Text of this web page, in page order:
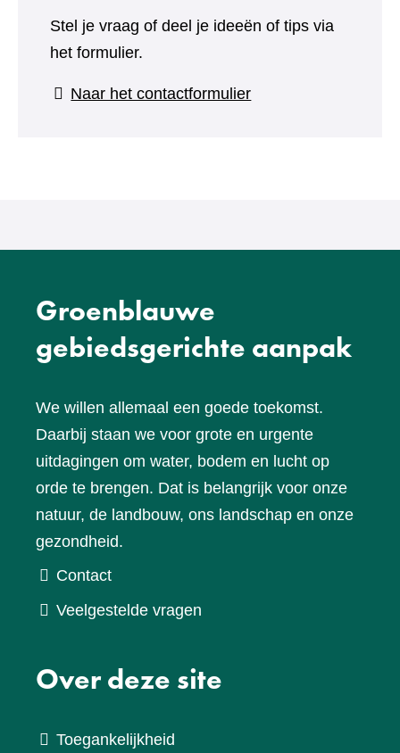
Stel je vraag of deel je ideeën of tips via
het formulier.
Naar het contactformulier(verwijst
Groenblauwe
gebiedsgerichte aanpak
We willen allemaal een goede toekomst.
Daarbij staan we voor grote en urgente
uitdagingen om water, bodem en lucht op
orde te brengen. Dat is belangrijk voor onze
natuur, de landbouw, ons landschap en onze
gezondheid.
Contact
Veelgestelde vragen
Over deze site
Toegankelijkheid